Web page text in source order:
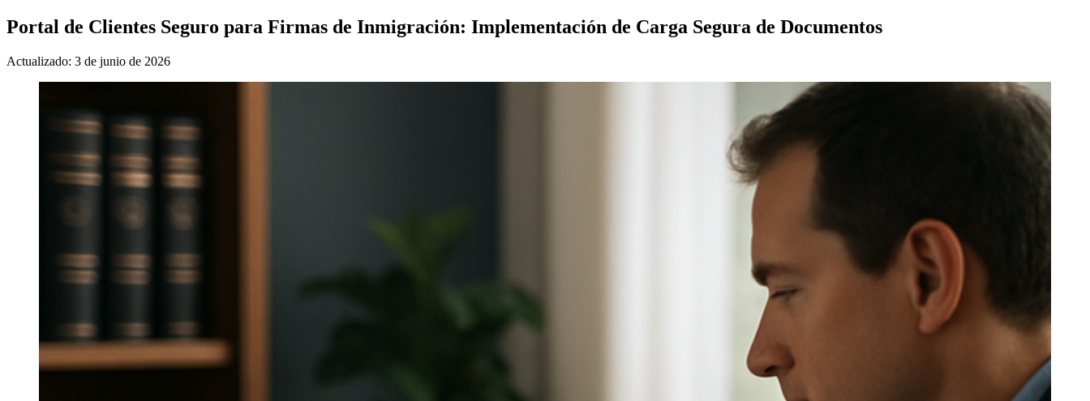
Portal de Clientes Seguro para Firmas de Inmigración: Implementación de Carga Segura de Documentos
Actualizado: 3 de junio de 2026